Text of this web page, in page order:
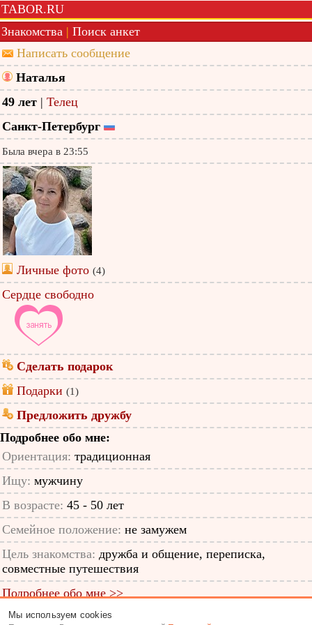
TABOR.RU
Знакомства | Поиск анкет
Написать сообщение
Наталья
49 лет | Телец
Санкт-Петербург
Была вчера в 23:55
Личные фото (4)
Сердце свободно
Сделать подарок
Подарки (1)
Предложить дружбу
Подробнее обо мне:
Ориентация: традиционная
Ищу: мужчину
В возрасте: 45 - 50 лет
Семейное положение: не замужем
Цель знакомства: дружба и общение, переписка,
совместные путешествия
Подробнее обо мне >>
ID анкеты: 57491155
Мы используем cookies